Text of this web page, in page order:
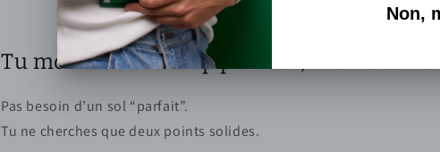
Tu montes ton camp partout, même sur
Pas besoin d’un sol “parfait”.
Tu ne cherches que deux points solides.